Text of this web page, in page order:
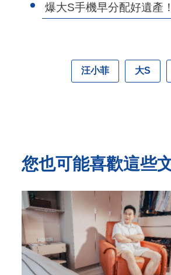
爆大S手機早分配好遺產
汪小菲 大S
您也可能喜歡這些